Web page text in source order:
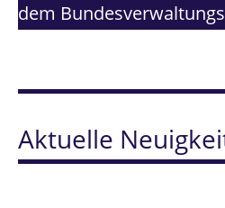
dem
Aktuelle